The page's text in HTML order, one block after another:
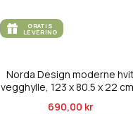
GRATIS
LEVERING
Norda Design moderne
vegghylle, 123 x 80.5 x 22
690,00 kr